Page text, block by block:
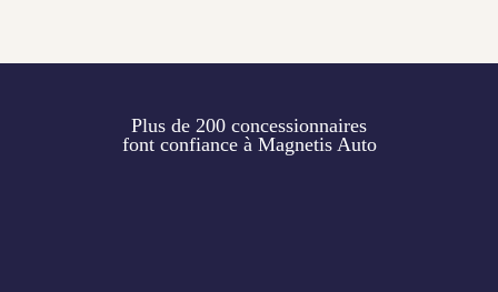
Plus de 200 concessionnaires
font confiance à Magnetis Auto